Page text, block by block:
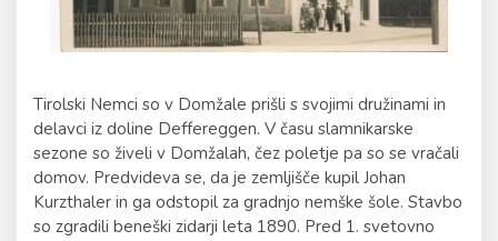
Tirolski Nemci so v Domžale prišli s svojimi družinami in
delavci iz doline Deffereggen. V času slamnikarske
sezone so živeli v Domžalah, čez poletje pa so se vračali
domov. Predvideva se, da je zemljišče kupil Johan
Kurzthaler in ga odstopil za gradnjo nemške šole. Stavbo
so zgradili beneški zidarji leta 1890. Pred 1. svetovno